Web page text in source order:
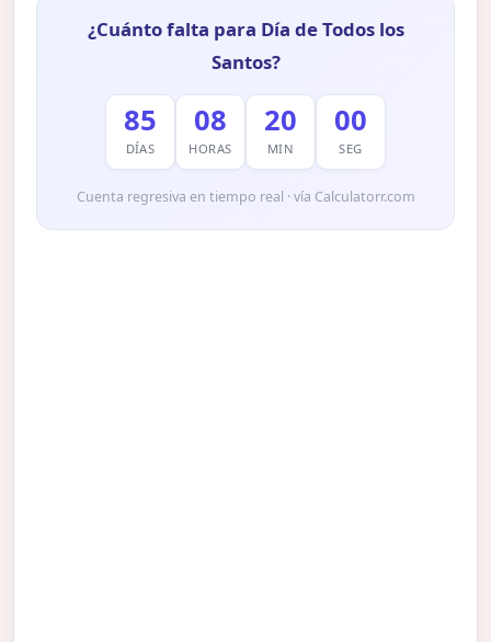
¿Cuánto falta para Día de Todos los
Santos?
85
DÍAS
08
HORAS
19
MIN
59
SEG
Cuenta regresiva en tiempo real · vía Calculatorr.com